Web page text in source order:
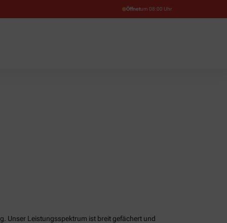
Öffnetum 08:00 Uhr
Unser Leistungsspektrum ist breit gefächert und